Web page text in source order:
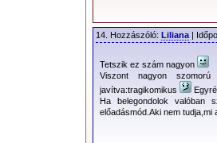
14. Hozzászóló: Liliana |
Tetszik ez szám nagyon
Viszont nagyon
javítva:tragikomikus
Ha belegondolok valóban
előadásmód.Aki nem